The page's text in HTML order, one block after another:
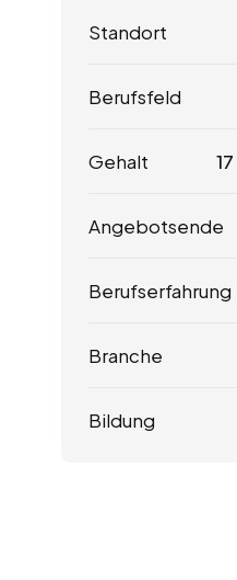
Standort
Berufsfeld
Gehalt 17
Angebotsende
Berufserfahrung
Branche
Bildung